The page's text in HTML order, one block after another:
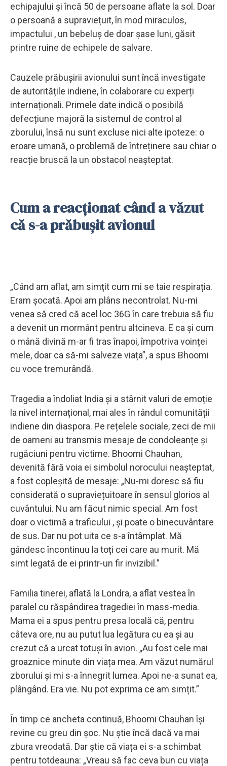
echipajului și încă 50 de persoane aflate la sol. Doar
o persoană a supraviețuit, în mod miraculos,
impactului , un bebeluș de doar șase luni, găsit
printre ruine de echipele de salvare.
Cauzele prăbușirii avionului sunt încă investigate
de autoritățile indiene, în colaborare cu experți
internaționali. Primele date indică o posibilă
defecțiune majoră la sistemul de control al
zborului, însă nu sunt excluse nici alte ipoteze: o
eroare umană, o problemă de întreținere sau chiar o
reacție bruscă la un obstacol neașteptat.
Cum a reacționat când a văzut
că s-a prăbușit avionul
„Când am aflat, am simțit cum mi se taie respirația.
Eram șocată. Apoi am plâns necontrolat. Nu-mi
venea să cred că acel loc 36G în care trebuia să fiu
a devenit un mormânt pentru altcineva. E ca și cum
o mână divină m-ar fi tras înapoi, împotriva voinței
mele, doar ca să-mi salveze viața”, a spus Bhoomi
cu voce tremurândă.
Tragedia a îndoliat India și a stârnit valuri de emoție
la nivel internațional, mai ales în rândul comunității
indiene din diaspora. Pe rețelele sociale, zeci de mii
de oameni au transmis mesaje de condoleanțe și
rugăciuni pentru victime. Bhoomi Chauhan,
devenită fără voia ei simbolul norocului neașteptat,
a fost copleșită de mesaje: „Nu-mi doresc să fiu
considerată o supraviețuitoare în sensul glorios al
cuvântului. Nu am făcut nimic special. Am fost
doar o victimă a traficului , și poate o binecuvântare
de sus. Dar nu pot uita ce s-a întâmplat. Mă
gândesc încontinuu la toți cei care au murit. Mă
simt legată de ei printr-un fir invizibil.”
Familia tinerei, aflată la Londra, a aflat vestea în
paralel cu răspândirea tragediei în mass-media.
Mama ei a spus pentru presa locală că, pentru
câteva ore, nu au putut lua legătura cu ea și au
crezut că a urcat totuși în avion. „Au fost cele mai
groaznice minute din viața mea. Am văzut numărul
zborului și mi s-a înnegrit lumea. Apoi ne-a sunat ea,
plângând. Era vie. Nu pot exprima ce am simțit.”
În timp ce ancheta continuă, Bhoomi Chauhan își
revine cu greu din șoc. Nu știe încă dacă va mai
zbura vreodată. Dar știe că viața ei s-a schimbat
pentru totdeauna: „Vreau să fac ceva bun cu viața